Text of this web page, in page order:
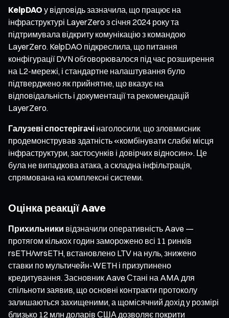
KelpDAO у відповідь зазначила, що працює на
інфраструктурі LayerZero з січня 2024 року та
підтримувала відкриту комунікацію з командою
LayerZero. KelpDAO підкреслила, що питання
конфігурації DVN обговорювалося під час розширення
на L2-мережі, і стандартне налаштування було
підтверджено як прийнятне, що вказує на
відповідальність і документації та рекомендацій
LayerZero.
Галузеві спостерігачі наголосили, що зловмисник
продемонстрував здатність «комбінувати слабкі місця
інфраструктури, застосунків і довірчих відносин». Це
була не випадкова атака, а складна інфільтрація,
спрямована на комплексні системи.
Оцінка реакції Aave
Прихильники відзначили оперативність Aave —
протягом кількох годин заморожено всі 11 ринків
rsETH/wrsETH, встановлено LTV на нуль, знижено
ставки по мультичейн-WETH і призупинено
кредитування. Засновник Aave Стані на AMA для
спільноти заявив, що основні контракти протоколу
залишаються захищеними, а щомісячний дохід у розмірі
близько 12 млн доларів США дозволяє покрити